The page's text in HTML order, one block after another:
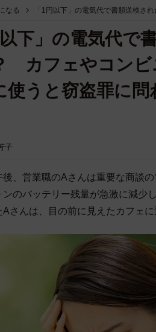
なる 「1円以下」の電気代で書類送検さ
以下」の電気代で
カフェやコンビ
使うと窃盗罪に
子
後、営業職のAさんは重要な商談
ンのバッテリー残量が急激に減少
さんは、目の前に見えたカフェに